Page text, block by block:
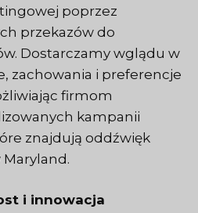
poprzez
przekazów do
Dostarczamy wglądu w
zachowania i preferencje
firmom
kampanii
znajdują oddźwięk
i innowacja